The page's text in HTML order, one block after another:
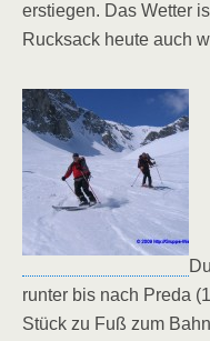
erstiegen. Das Wetter
Rucksack heute auch
runter bis nach Preda
Stück zu Fuß zum